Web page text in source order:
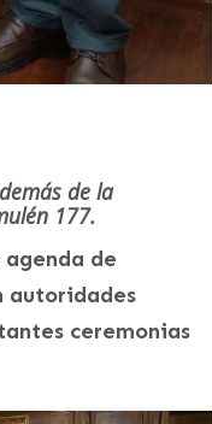
de la
177.
de
autoridades
ceremonias